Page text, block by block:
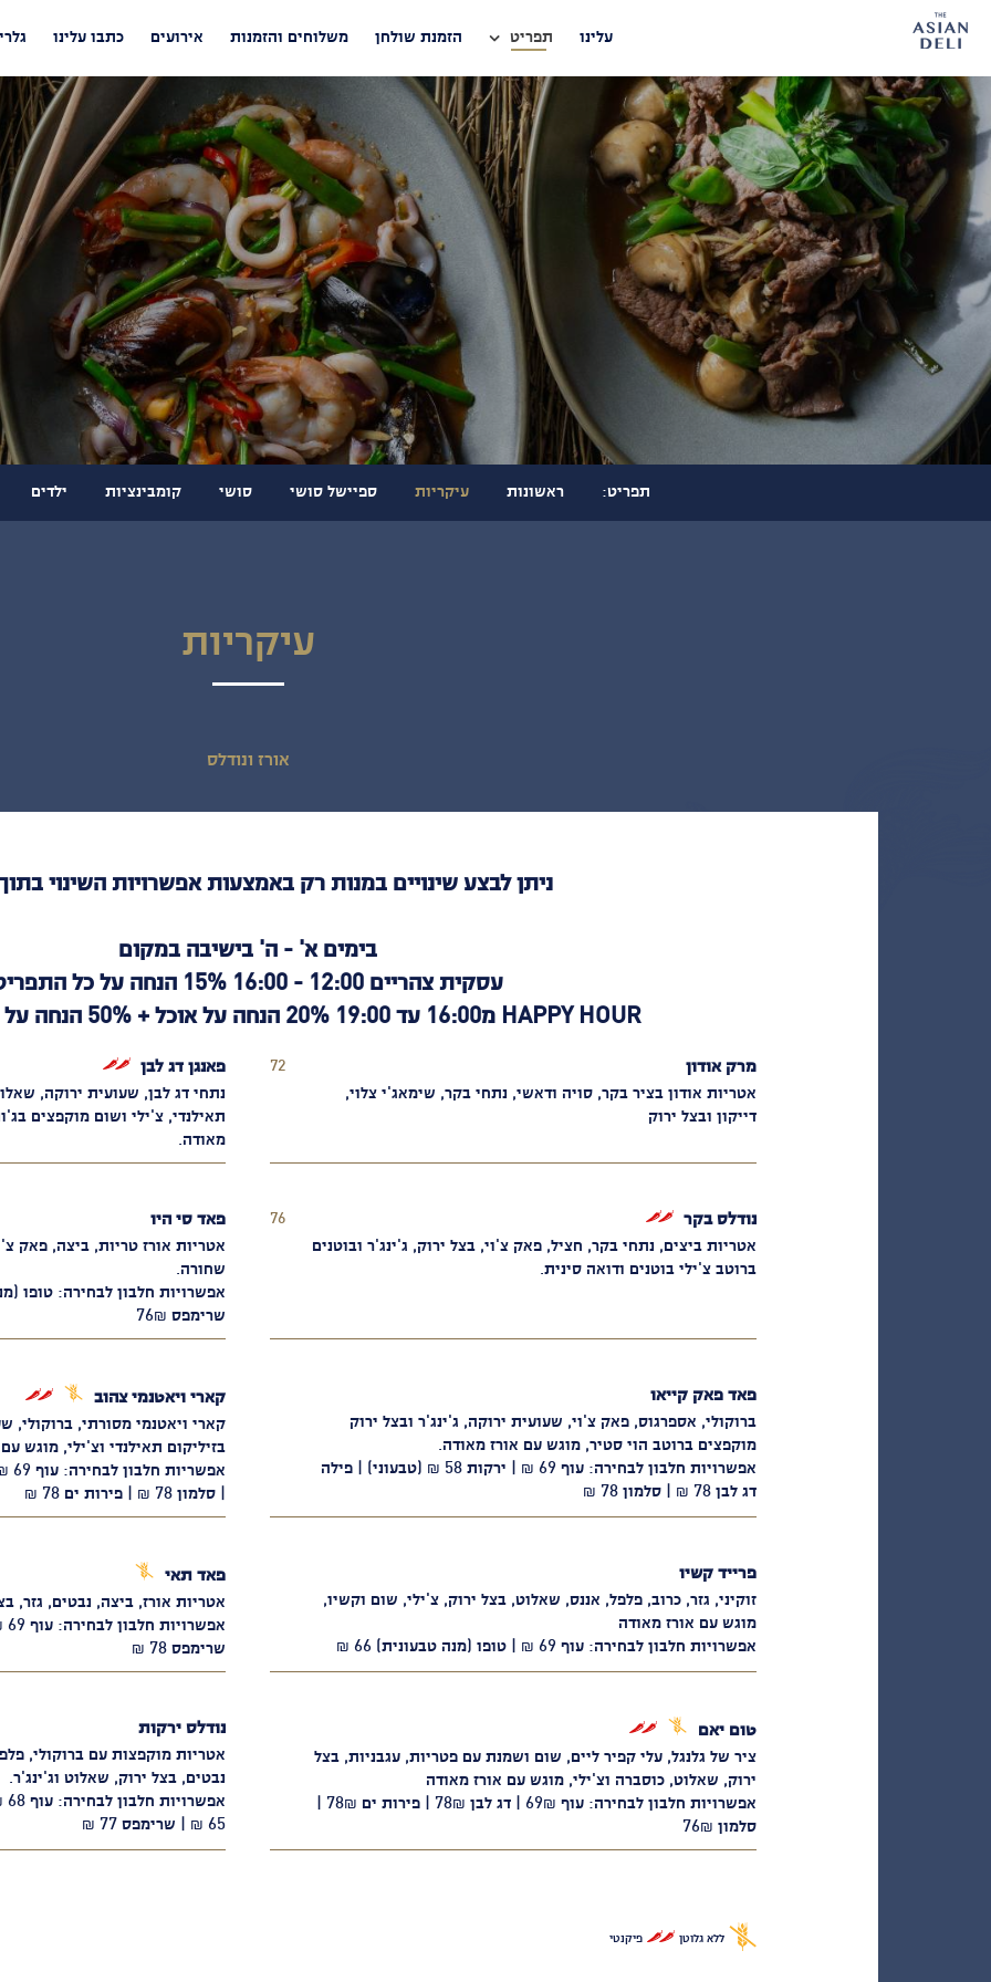
דלג לסרגל הניווט
דלג לתוכן
עלינו
תפריט הזמנת שולחן משלוחים והזמנות אירועים כתבו עלינו
תפריט: ראשונות עיקריות ספיישל סושי סושי קומבינציות ילדים
עיקריות
אורז ונודלס
ניתן לבצע שינויים במנות רק באמצעות אפשרויות השינוי
בימים א' - ה' בישיבה במקום
עסקית צהריים 12:00 - 16:00 15% הנחה על כל התפריט
HAPPY HOUR מ16:00 עד 19:00 20% הנחה על אוכל + 50% הנחה על אלכוהול בכוסות
מרק אודון
72
אטריות אודון בציר בקר, סויה ודאשי, נתחי בקר, שימאג'י צלוי,
דייקון ובצל ירוק
פאנגן דג לבן פיקנטי
נתחי דג לבן, שעועית ירוקה,
תאילנדי, צ'ילי ושום מוקפצים
מאודה.
נודלס בקר פיקנטי
76
אטריות ביצים, נתחי בקר, חציל, פאק צ'וי, בצל ירוק, ג'ינג'ר ובוטנים
ברוטב צ'ילי בוטנים ודואה סינית.
פאד סי היו
אטריות אורז טריות, ביצה, פאק
שחורה.
שרימפס 76₪
פאד פאק קייאו
ברוקולי, אספרגוס, פאק צ'וי, שעועית ירוקה, ג'ינג'ר ובצל ירוק
מוקפצים ברוטב הוי סטיר, מוגש עם אורז מאודה.
אפשרויות חלבון לבחירה: עוף 69 ₪ | ירקות 58 ₪ (טבעוני) | פילה
דג לבן 78 ₪ | סלמון 78 ₪
קארי ויאטנמי צהוב
ללא
גלוטן
פיקנטי
קארי ויאטנמי מסורתי, ברוקולי,
בזיליקום תאילנדי וצ'ילי, מוגש
| סלמון 78 ₪ | פירות ים 78 ₪
פרייד קשיו
זוקיני, גזר, כרוב, פלפל, אננס, שאלוט, בצל ירוק, צ'ילי, שום וקשיו,
מוגש עם אורז מאודה
אפשרויות חלבון לבחירה: עוף 69 ₪ | טופו (מנה טבעונית) 66 ₪
פאד תאי
ללא
גלוטן
אטריות אורז, ביצה, נבטים, גזר,
שרימפס 78 ₪
טום יאם
ללא
גלוטן
פיקנטי
ציר של גלנגל, עלי קפיר ליים, שום ושמנת עם פטריות, עגבניות, בצל
ירוק, שאלוט, כוסברה וצ'ילי, מוגש עם אורז מאודה
סלמון 76₪
נודלס ירקות
אטריות מוקפצות עם ברוקולי,
נבטים, בצל ירוק, שאלוט וג'ינג'ר.
65 ₪ | שרימפס 77 ₪
ללא גלוטן פיקנטי